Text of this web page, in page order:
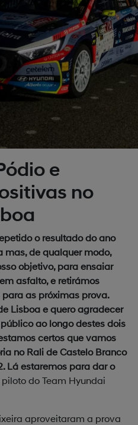
e
no
o resultado do ano
mas, de qualquer modo,
objetivo, para ensaiar
asfalto, e retirámos
as próximas prova.
Lisboa e quero agradecer
ao longo destes dois
certos que vamos
no Rali de Castelo Branco
Lá estaremos para dar o
do Team Hyundai
aproveitaram a prova